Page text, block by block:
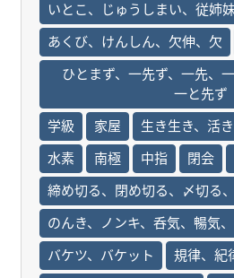
いとこ、じゅうしまい、従姉
あくび、けんしん、欠伸、欠
ひとまず、一先ず、一先、
一と先ず
学級
家屋 生き生き、活
水素
南極 中指 閉会
締め切る、閉め切る、〆切る
のんき、ノンキ、呑気、暢気
バケツ、バケット
規律、紀